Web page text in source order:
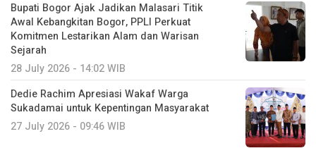
Bupati Bogor Ajak Jadikan Malasari Titik
Awal Kebangkitan Bogor, PPLI Perkuat
Komitmen Lestarikan Alam dan Warisan
Sejarah
28 July 2026 - 14:02 WIB
Dedie Rachim Apresiasi Wakaf Warga
Sukadamai untuk Kepentingan Masyarakat
27 July 2026 - 09:46 WIB